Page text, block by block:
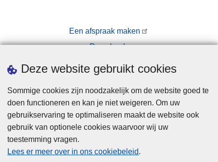
Deze website gebruikt cookies
Sommige cookies zijn noodzakelijk om de website goed te
doen functioneren en kan je niet weigeren. Om uw
gebruikservaring te optimaliseren maakt de website ook
gebruik van optionele cookies waarvoor wij uw
toestemming vragen.
Lees er meer over in ons cookiebeleid.
Een afspraak maken
Downloads
Pers
Privacy